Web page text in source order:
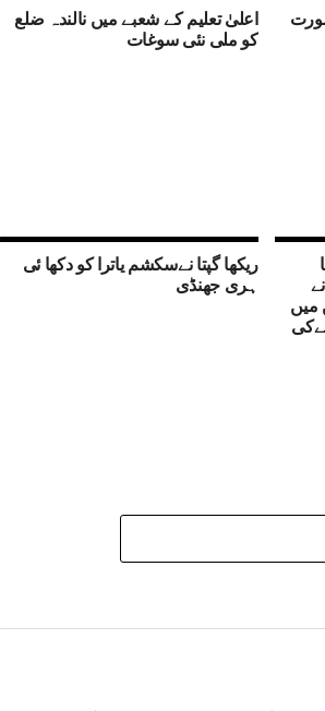
اعلیٰ تعلیم کے شعبے میں نالندہ ضلع
کو ملی نئی سوغات
میں
ریکھا گپتا نےسکشم یاترا کو دکھا ئی
ہری جھنڈی